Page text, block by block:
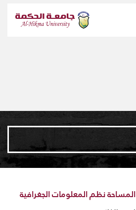
المساحة نظم المعلومات الجغرافية